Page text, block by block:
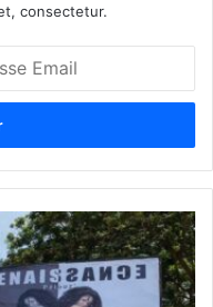
consectetur.